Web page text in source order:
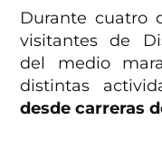
Durante cuatro
visitantes de
del medio
distintas
desde carreras